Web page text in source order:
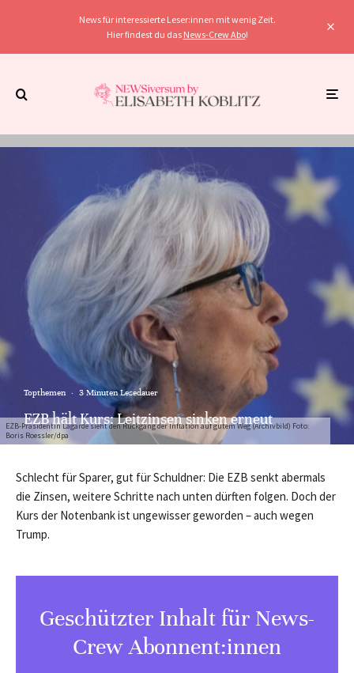
News für interessierte Leser:innen mit wenig Zeit.
Hier findest du das News-Crew Abo!
EZB-Präsidentin Lagarde sieht den Rückgang der Inflation auf gutem Weg (Archivbild) Foto:
Boris Roessler/dpa
Topthemen · 3 Minuten Lesedauer
EZB hält Kurs: Leitzinsen sinken erneut
Schlecht für Sparer, gut für Schuldner: Die EZB senkt abermals
die Zinsen, weitere Schritte nach unten dürften folgen. Doch der
Kurs der Notenbank ist ungewisser geworden – auch wegen
Trump.
Geschützter Inhalt für News-
Crew Abonnent:innen